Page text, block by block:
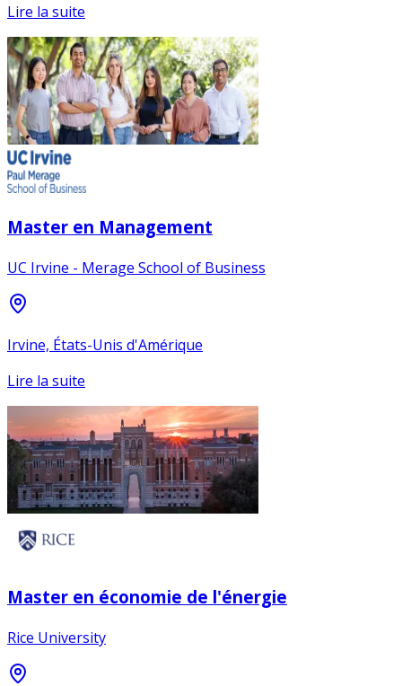
Lire la suite
Master en Management
UC Irvine - Merage School of Business
Irvine, États-Unis d'Amérique
Lire la suite
Master en économie de l'énergie
Rice University